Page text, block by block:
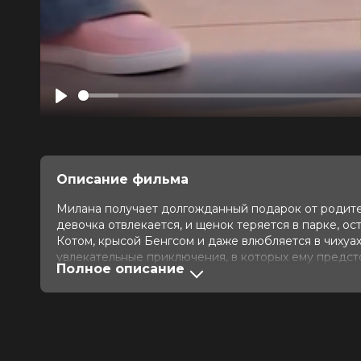
Описание фильма
Милана получает долгожданный подарок от
девочка отвлекается, и щенок теряется в парке,
Котом, крысой Бенгсом и даже влюбляется в
увлекательные приключения, в которых ему
своих друзей.
Полное описание